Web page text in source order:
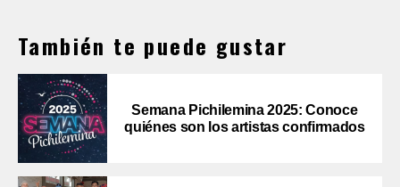
También te puede gustar
Semana Pichilemina 2025: Conoce
quiénes son los artistas confirmados